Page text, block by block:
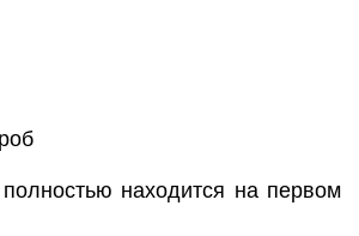
находится на первом